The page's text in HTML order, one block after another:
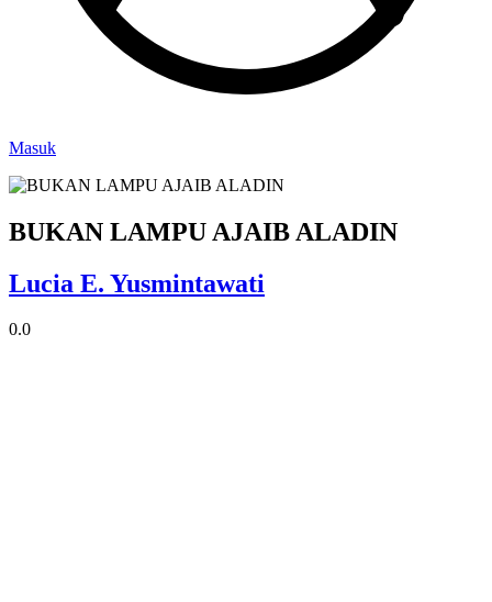
Masuk
BUKAN LAMPU AJAIB ALADIN
Lucia E. Yusmintawati
0.0